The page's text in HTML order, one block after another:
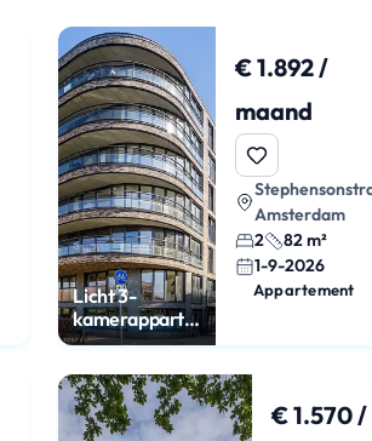
Licht 3-
kamerappartement
met balkon
€ 1.892 /
maand
Amsterdam
2
82 m²
1-9-2026
Appartement
€ 1.570 /